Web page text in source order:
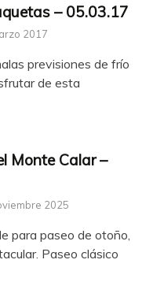
– 05.03.17
2017
previsiones de frío
de esta
Monte Calar –
2025
para paseo de otoño,
Paseo clásico